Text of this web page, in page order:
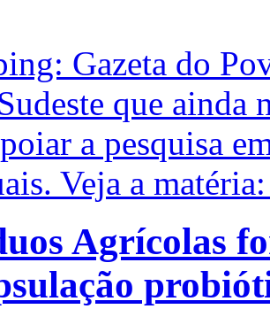
Gazeta do
que ainda
a pesquisa
Veja a
Agrícolas